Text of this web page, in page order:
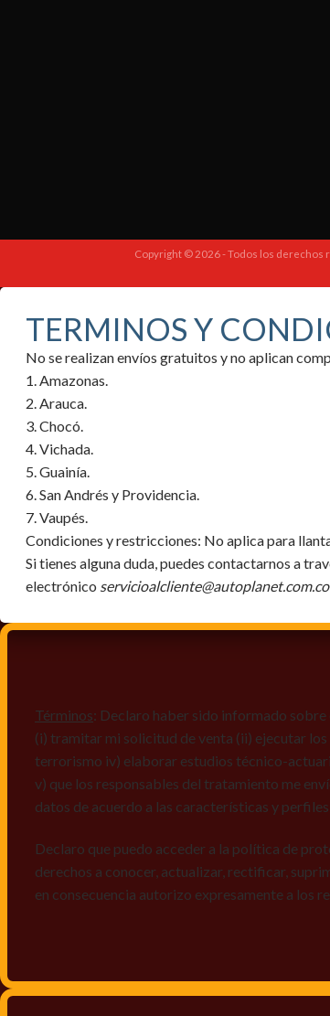
Copyright © 2026 - Todos los derechos
TERMINOS Y
No se realizan envíos gratuitos y no aplican
1. Amazonas.
2. Arauca.
3. Chocó.
4. Vichada.
5. Guainía.
6. San Andrés y Providencia.
7. Vaupés.
Condiciones y restricciones: No aplica para
Si tienes alguna duda, puedes contactarnos a
electrónico servicioalcliente@autoplanet.com.co
Términos: Declaro haber sido informado sobre
(i) tramitar mi solicitud de venta (ii) ejecutar
terrorismo iv) elaborar estudios técnico-
v) que los responsables del tratamiento me
datos de acuerdo a las características y
Declaro que puedo acceder a la política de
derechos a conocer, actualizar, rectificar,
en consecuencia autorizo expresamente a los